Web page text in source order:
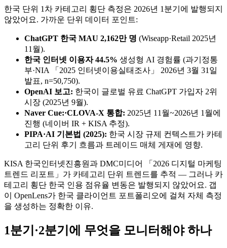
한국 단위 1차 카테고리 횡단 측정은 2026년 1분기에 발행되지
않았어요. 가까운 단위 데이터 포인트:
ChatGPT 한국 MAU 2,162만 명 (Wiseapp·Retail 2025년
11월).
한국 인터넷 이용자 44.5% 생성형 AI 경험률 (과기정통
부·NIA 「2025 인터넷이용실태조사」 2026년 3월 31일
발표, n=50,750).
OpenAI 보고: 한국이 글로벌 유료 ChatGPT 가입자 2위
시장 (2025년 9월).
Naver Cue:·CLOVA-X 통합: 2025년 11월~2026년 1월에
진행 (네이버 IR + KISA 추정).
PIPA·AI 기본법 (2025): 한국 시장 규제 컨텍스트가 카테
고리 단위 후기 흐름과 트레이드 매체 게재에 영향.
KISA 한국인터넷진흥원과 DMC미디어 「2026 디지털 마케팅
트렌드 리포트」가 카테고리 단위 트렌드를 추적 — 그러나 카
테고리 횡단 한국 인용 점유율 변동은 발행되지 않았어요. 갭
이 OpenLens가 한국 클라이언트 포트폴리오에 걸쳐 자체 측정
을 생성하는 정확한 이유.
1분기·2분기에 무엇을 모니터해야 하나